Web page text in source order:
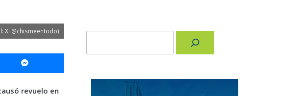
X: @chismeentodo)
Messenger
revuelo en